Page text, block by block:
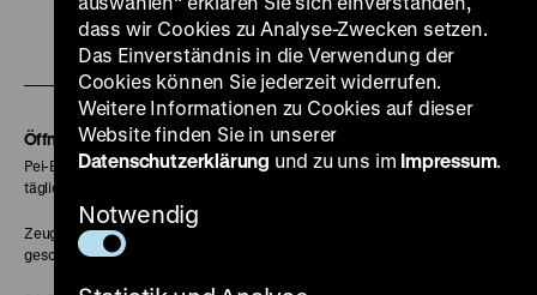
Instagram
Seite
YouTube
Seite
Facebook
Seite
LinkedIn
Seite
Zu
unserer
Soundcloud
Seite
Öffnungszeiten
Pei-Bau:
täglich 10-18 Uhr
Zeughaus:
geschlossen
dass wir Cookies zu Analyse-Zwecken setzen.
Das Einverständnis in die Verwendung der
Cookies können Sie jederzeit widerrufen.
Weitere Informationen zu Cookies auf dieser
Website finden Sie in unserer
Datenschutzerklärung und zu uns im Impressum.
Notwendig